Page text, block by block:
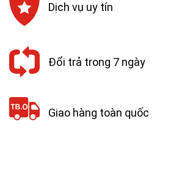
Dịch vụ uy tín
Đổi trả trong 7 ngày
Giao hàng toàn quốc